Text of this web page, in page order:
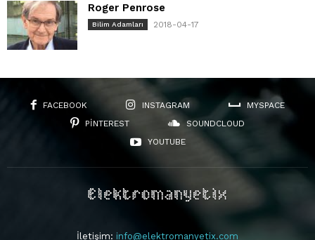
Roger Penrose
Bilim Adamları 2018-04-17
FACEBOOK INSTAGRAM
MYSPACE
PINTEREST
SOUNDCLOUD
YOUTUBE
İletişim: info@elektromanyetix.com